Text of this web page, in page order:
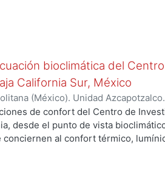
bioclimática del
California Sur, México
(México). Unidad
12 )García Tavera, José Luis
de confort del Centro de
desde el punto de vista
al confort térmico,